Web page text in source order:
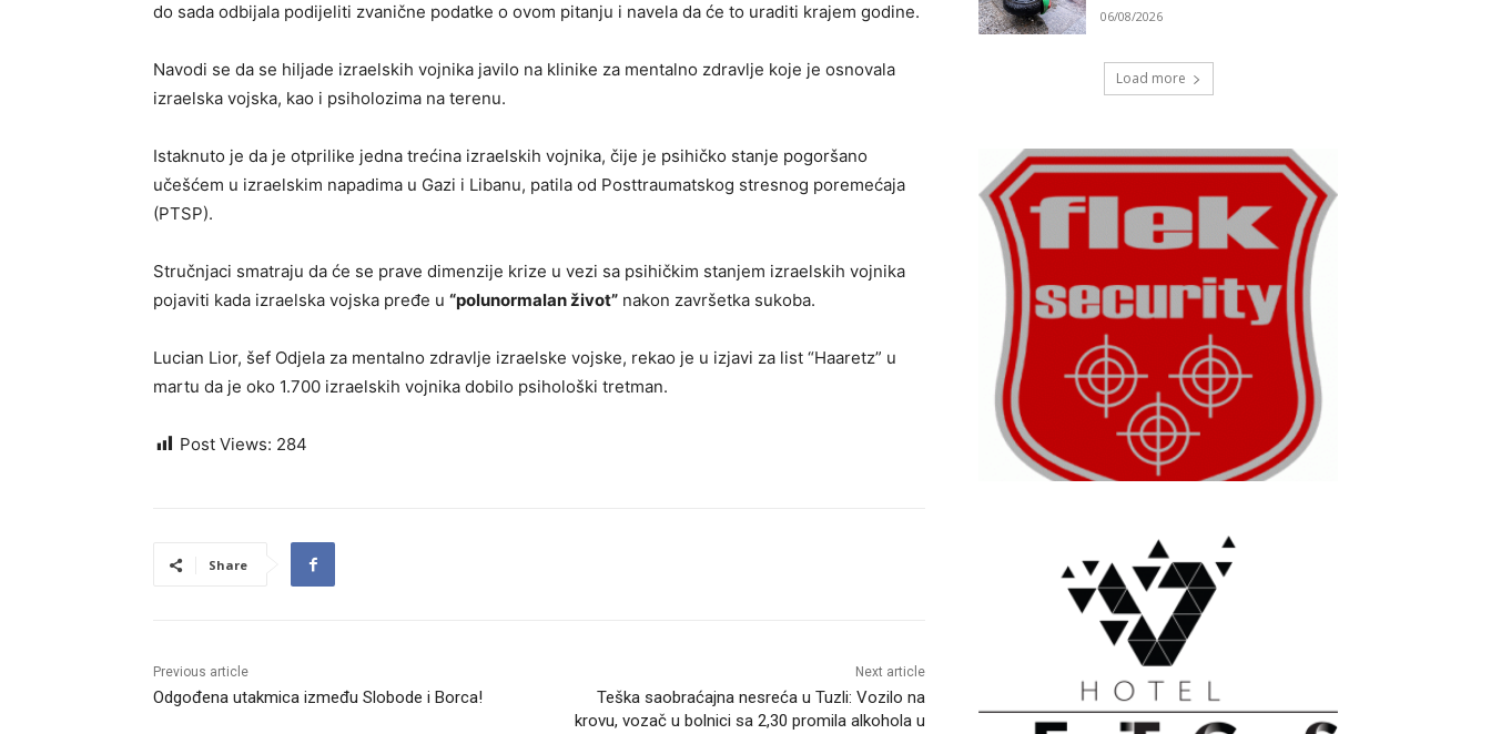
do sada odbijala podijeliti zvanične podatke o ovom pitanju i navela da će to uraditi krajem godine.
Navodi se da se hiljade izraelskih vojnika javilo na klinike za mentalno zdravlje koje je osnovala
izraelska vojska, kao i psiholozima na terenu.
Istaknuto je da je otprilike jedna trećina izraelskih vojnika, čije je psihičko stanje pogoršano
učešćem u izraelskim napadima u Gazi i Libanu, patila od Posttraumatskog stresnog poremećaja
(PTSP).
Stručnjaci smatraju da će se prave dimenzije krize u vezi sa psihičkim stanjem izraelskih vojnika
pojaviti kada izraelska vojska pređe u “polunormalan život” nakon završetka sukoba.
Lucian Lior, šef Odjela za mentalno zdravlje izraelske vojske, rekao je u izjavi za list “Haaretz” u
martu da je oko 1.700 izraelskih vojnika dobilo psihološki tretman.
Post Views: 284
Share
Previous article
Odgođena utakmica između Slobode i Borca!
Next article
Teška saobraćajna nesreća u Tuzli: Vozilo na
krovu, vozač u bolnici sa 2,30 promila alkohola u
06/08/2026
Load more